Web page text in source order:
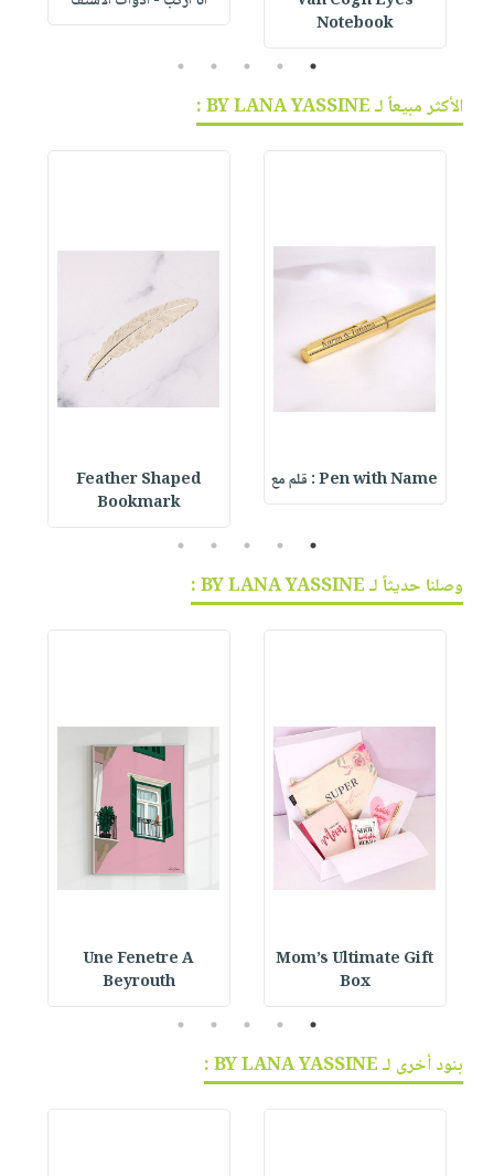
Notebook
1
2
3
4
5
الأكثر مبيعاً لـ BY LANA YASSINE :
Pen with Name : قلم مع
Feather Shaped
Bookmark
1
2
3
4
5
وصلنا حديثاً لـ BY LANA YASSINE :
Mom’s Ultimate Gift
Box
Une Fenetre A
Beyrouth
1
2
3
4
5
بنود أخرى لـ BY LANA YASSINE :